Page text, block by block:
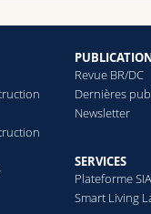
Revue BR/DC
Dernières
Newsletter
SERVICES
Plateforme
Smart Living